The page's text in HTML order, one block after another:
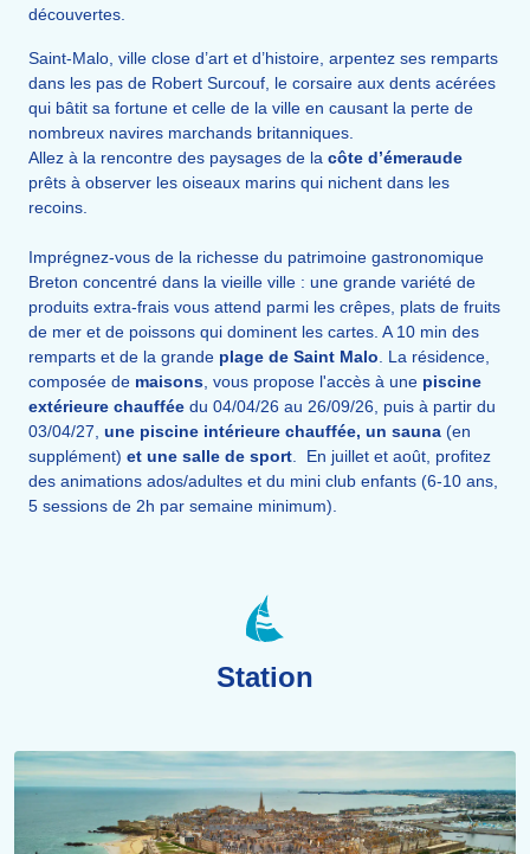
découvertes.
Saint-Malo, ville close d’art et d’histoire, arpentez ses remparts
dans les pas de Robert Surcouf, le corsaire aux dents acérées
qui bâtit sa fortune et celle de la ville en causant la perte de
nombreux navires marchands britanniques.
Allez à la rencontre des paysages de la côte d’émeraude
prêts à observer les oiseaux marins qui nichent dans les
recoins.
Imprégnez-vous de la richesse du patrimoine gastronomique
Breton concentré dans la vieille ville : une grande variété de
produits extra-frais vous attend parmi les crêpes, plats de fruits
de mer et de poissons qui dominent les cartes. A 10 min des
remparts et de la grande plage de Saint Malo . La résidence,
composée de maisons , vous propose l'accès à une piscine
extérieure chauffée du 04/04/26 au 26/09/26, puis à partir du
03/04/27, une piscine intérieure chauffée, un sauna (en
supplément) et une salle de sport
En juillet et août, profitez
des animations ados/adultes et du mini club enfants (6-10 ans,
5 sessions de 2h par semaine minimum).
Station